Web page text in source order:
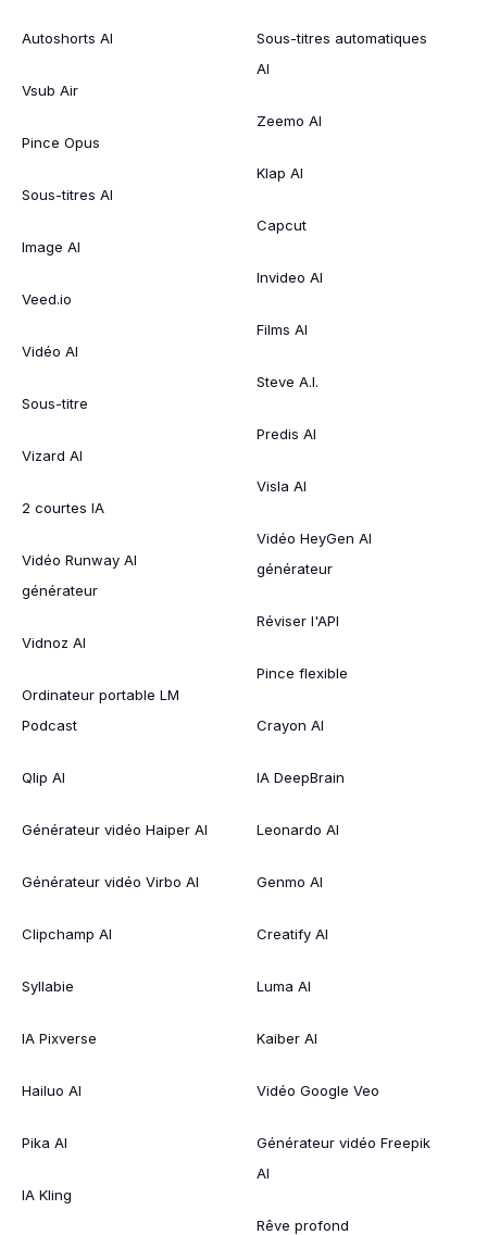
Autoshorts AI
Vsub Air
Pince Opus
Sous-titres AI
Image AI
Veed.io
Vidéo AI
Sous-titre
Vizard AI
2 courtes IA
Vidéo Runway AI
générateur
Vidnoz AI
Ordinateur portable LM
Podcast
Qlip AI
Générateur vidéo Haiper AI
Générateur vidéo Virbo AI
Clipchamp AI
Syllabie
IA Pixverse
Hailuo AI
Pika AI
IA Kling
Sous-titres automatiques
AI
Zeemo AI
Klap AI
Capcut
Invideo AI
Films AI
Steve A.I.
Predis AI
Visla AI
Vidéo HeyGen AI
générateur
Réviser l'API
Pince flexible
Crayon AI
IA DeepBrain
Leonardo AI
Genmo AI
Creatify AI
Luma AI
Kaiber AI
Vidéo Google Veo
Générateur vidéo Freepik
AI
Rêve profond